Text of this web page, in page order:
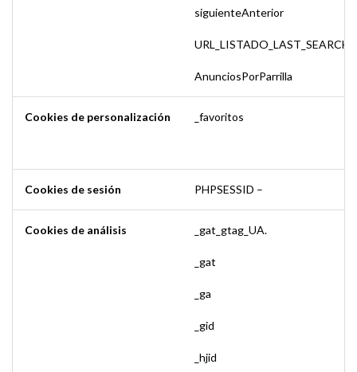
siguienteAnterior
URL_LISTADO_LAST_SEARCH
AnunciosPorParrilla
Cookies de personalización _favoritos
Cookies de sesión PHPSESSID –
Cookies de análisis _gat_gtag_UA.
_gat
_ga
_gid
_hjid